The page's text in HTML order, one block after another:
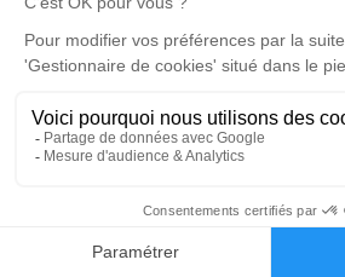
Faire-part
vendredi 18 avril 2025 à 10h30
Église Notre Dame de
13 rue Monconseil